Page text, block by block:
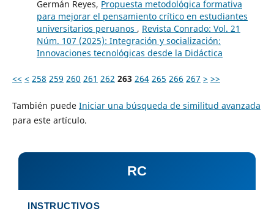
Germán Reyes, Propuesta metodológica formativa
para mejorar el pensamiento crítico en estudiantes
universitarios peruanos , Revista Conrado: Vol. 21
Núm. 107 (2025): Integración y socialización:
Innovaciones tecnológicas desde la Didáctica
<< < 258 259 260 261 262 263 264 265 266 267 > >>
También puede Iniciar una búsqueda de similitud avanzada
para este artículo.
RC
INSTRUCTIVOS